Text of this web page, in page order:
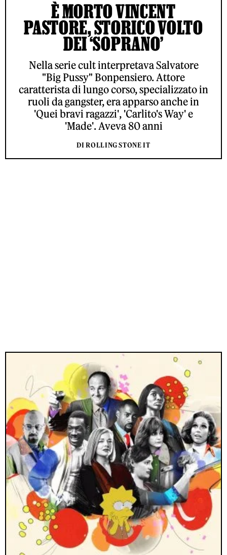
È MORTO VINCENT
PASTORE, STORICO VOLTO
DEI ‘SOPRANO’
Nella serie cult interpretava Salvatore
"Big Pussy" Bonpensiero. Attore
caratterista di lungo corso, specializzato in
ruoli da gangster, era apparso anche in
'Quei bravi ragazzi', 'Carlito's Way' e
'Made'. Aveva 80 anni
DI ROLLING STONE IT